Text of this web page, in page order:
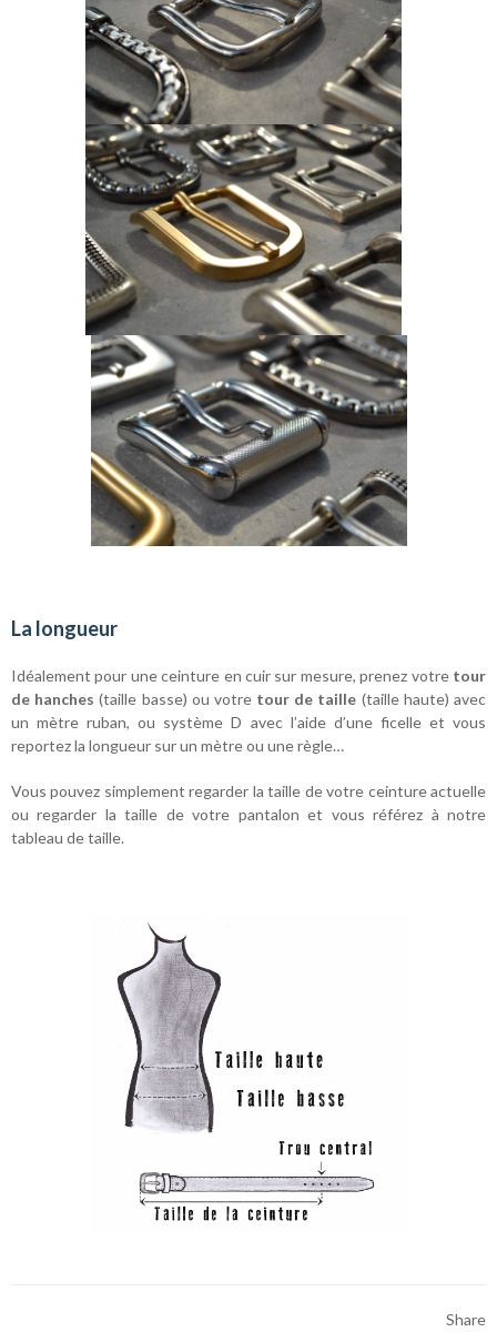
La longueur
Idéalement pour une ceinture en cuir sur mesure, prenez votretour
de hanches (taille basse) ou votretour de taille (taille haute) avec
un mètre ruban, ou système D avec l’aide d’une ficelle et vous
reportez la longueur sur un mètre ou une règle…
Vous pouvez simplement regarder la taille de votre ceinture actuelle
ou regarder la taille de votre pantalon et vous référez à notre
tableau de taille.
Share